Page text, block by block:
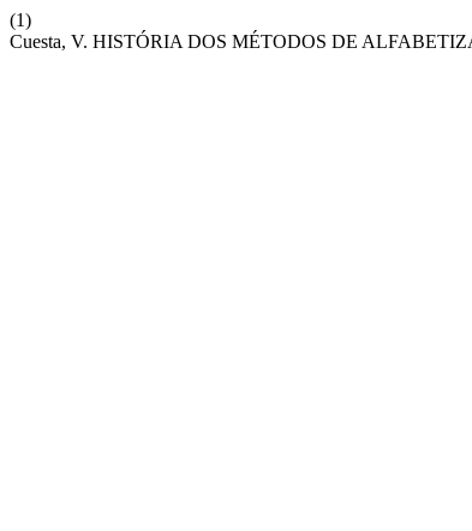
(1)
Cuesta, V. HISTÓRIA DOS MÉTODOS DE